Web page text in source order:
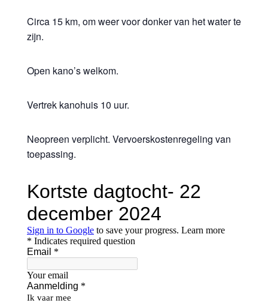
Circa 15 km, om weer voor donker van het water te
zijn.
Open kano’s welkom.
Vertrek kanohuis 10 uur.
Neopreen verplicht. Vervoerskostenregeling van
toepassing.